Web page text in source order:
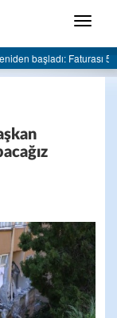
Menü
belediyeye sert